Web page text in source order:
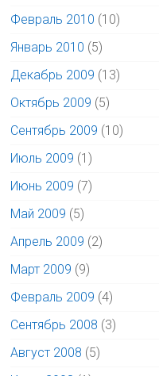
Февраль 2010 (10)
Январь 2010 (5)
Декабрь 2009 (13)
Октябрь 2009 (5)
Сентябрь 2009 (10)
Июль 2009 (1)
Июнь 2009 (7)
Май 2009 (5)
Апрель 2009 (2)
Март 2009 (9)
Февраль 2009 (4)
Сентябрь 2008 (3)
Август 2008 (5)